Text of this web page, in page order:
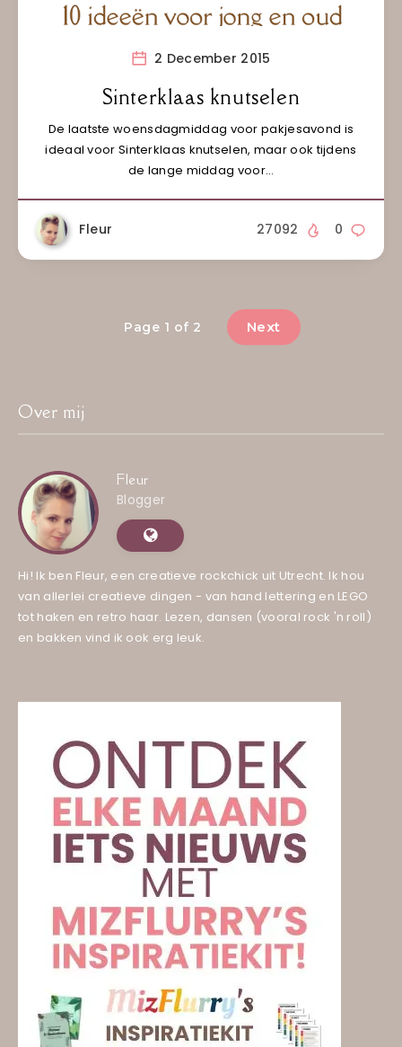
2 December 2015
Sinterklaas knutselen
De laatste woensdagmiddag voor pakjesavond is
ideaal voor Sinterklaas knutselen, maar ook tijdens
de lange middag voor…
Fleur 0
27092
Page 1 of 2 Next
Over mij
Fleur
Blogger
Hi! Ik ben Fleur, een creatieve rockchick uit Utrecht. Ik hou
van allerlei creatieve dingen - van hand lettering en LEGO
tot haken en retro haar. Lezen, dansen (vooral rock 'n roll)
en bakken vind ik ook erg leuk.